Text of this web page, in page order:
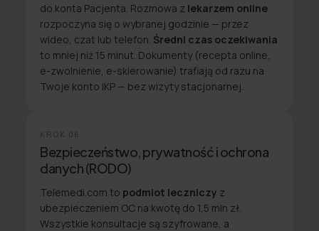
do konta Pacjenta. Rozmowa z lekarzem online
rozpoczyna się o wybranej godzinie — przez
wideo, czat lub telefon. Średni czas oczekiwania
to mniej niż 15 minut. Dokumenty (recepta online,
e-zwolnienie, e-skierowanie) trafiają od razu na
Twoje konto IKP — bez wizyty stacjonarnej.
KROK 06
Bezpieczeństwo, prywatność i ochrona
danych (RODO)
Telemedi.com to podmiot leczniczy z
ubezpieczeniem OC na kwotę do 1,5 mln zł.
Wszystkie konsultacje są szyfrowane, a